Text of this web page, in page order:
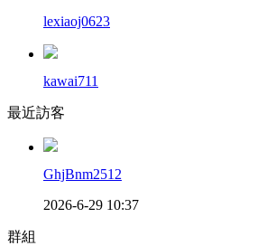
lexiaoj0623
kawai711
最近訪客
GhjBnm2512
2026-6-29 10:37
群組